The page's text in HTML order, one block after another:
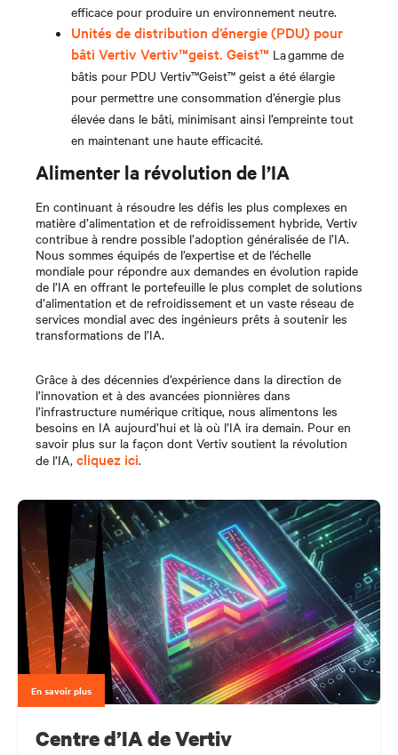
efficace pour produire un environnement neutre.
Unités de distribution d’énergie (PDU) pour
bâti Vertiv Vertiv™geist. Geist™ La gamme de
bâtis pour PDU Vertiv™Geist™ geist a été élargie
pour permettre une consommation d’énergie plus
élevée dans le bâti, minimisant ainsi l’empreinte tout
en maintenant une haute efficacité.
Alimenter la révolution de l’IA
En continuant à résoudre les défis les plus complexes en
matière d’alimentation et de refroidissement hybride, Vertiv
contribue à rendre possible l’adoption généralisée de l’IA.
Nous sommes équipés de l’expertise et de l’échelle
mondiale pour répondre aux demandes en évolution rapide
de l’IA en offrant le portefeuille le plus complet de solutions
d’alimentation et de refroidissement et un vaste réseau de
services mondial avec des ingénieurs prêts à soutenir les
transformations de l’IA.
Grâce à des décennies d’expérience dans la direction de
l’innovation et à des avancées pionnières dans
l’infrastructure numérique critique, nous alimentons les
besoins en IA aujourd’hui et là où l’IA ira demain. Pour en
savoir plus sur la façon dont Vertiv soutient la révolution
de l’IA, cliquez ici.
En savoir plus
Centre d’IA de Vertiv